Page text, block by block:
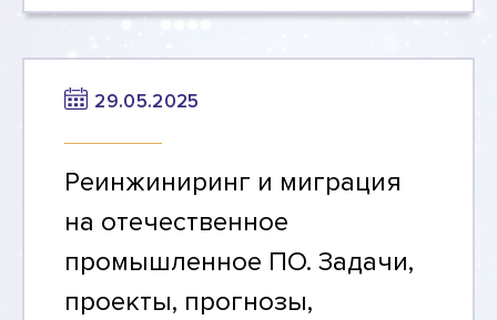
29.05.2025
Реинжиниринг и миграция
на отечественное
промышленное ПО. Задачи,
проекты, прогнозы,